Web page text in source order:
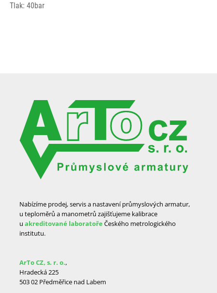
Tlak: 40bar
Nabízíme prodej, servis a nastavení průmyslových armatur,
u teploměrů a manometrů zajišťujeme kalibrace
u akreditované laboratoře Českého metrologického
institutu.
ArTo CZ, s. r. o.,
Hradecká 225
503 02 Předměřice nad Labem